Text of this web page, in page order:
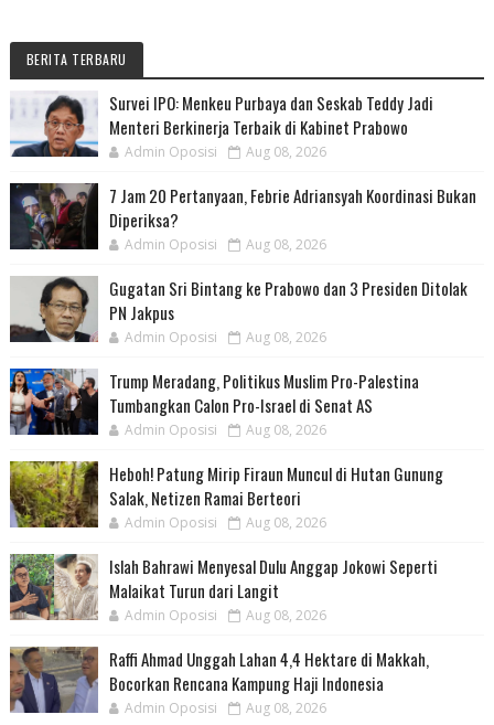
BERITA TERBARU
Survei IPO: Menkeu Purbaya dan Seskab Teddy Jadi
Menteri Berkinerja Terbaik di Kabinet Prabowo
Admin Oposisi Aug 08, 2026
7 Jam 20 Pertanyaan, Febrie Adriansyah Koordinasi Bukan
Diperiksa?
Admin Oposisi Aug 08, 2026
Gugatan Sri Bintang ke Prabowo dan 3 Presiden Ditolak
PN Jakpus
Admin Oposisi Aug 08, 2026
Trump Meradang, Politikus Muslim Pro-Palestina
Tumbangkan Calon Pro-Israel di Senat AS
Admin Oposisi Aug 08, 2026
Heboh! Patung Mirip Firaun Muncul di Hutan Gunung
Salak, Netizen Ramai Berteori
Admin Oposisi Aug 08, 2026
Islah Bahrawi Menyesal Dulu Anggap Jokowi Seperti
Malaikat Turun dari Langit
Admin Oposisi Aug 08, 2026
Raffi Ahmad Unggah Lahan 4,4 Hektare di Makkah,
Bocorkan Rencana Kampung Haji Indonesia
Admin Oposisi Aug 08, 2026